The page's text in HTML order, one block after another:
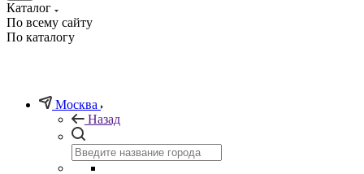
Каталог
По всему сайту
По каталогу
Москва
Назад